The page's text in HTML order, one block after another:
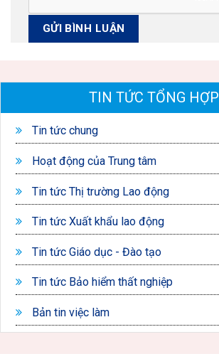
TIN TỨC TỔNG HỢP
Tin tức chung
Hoạt động của Trung tâm
Tin tức Thị trường Lao động
Tin tức Xuất khẩu lao động
Tin tức Giáo dục - Đào tạo
Tin tức Bảo hiểm thất nghiệp
Bản tin việc làm